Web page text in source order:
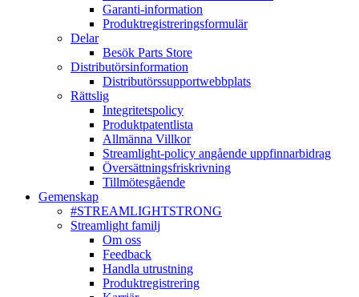
Garanti-information
Produktregistreringsformulär
Delar
Besök Parts Store
Distributörsinformation
Distributörssupportwebbplats
Rättslig
Integritetspolicy
Produktpatentlista
Allmänna Villkor
Streamlight-policy angående uppfinnarbidrag
Översättningsfriskrivning
Tillmötesgående
Gemenskap
#STREAMLIGHTSTRONG
Streamlight familj
Om oss
Feedback
Handla utrustning
Produktregistrering